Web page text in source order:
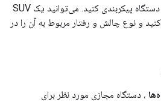
و رفتار مربوط به آن را در هر دستگاه پیکربندی کنید. می‌توانید یک SUV
و نوع چالش و رفتار مربوط به آن را در
، دستگاه مجازی مورد نظر برای